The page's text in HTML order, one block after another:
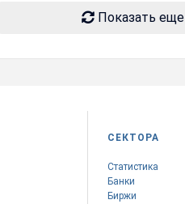
Показать еще
СЕКТОРА
Статистика
Банки
Биржи